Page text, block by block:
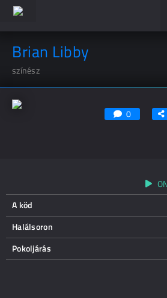
Brian Libby
színész
0
A köd
Halálsoron
Pokoljárás